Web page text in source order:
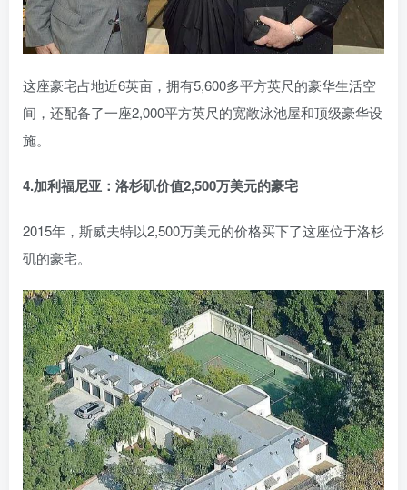
这座豪宅占地近6英亩，拥有5,600多平方英尺的豪华生活空
间，还配备了一座2,000平方英尺的宽敞泳池屋和顶级豪华设
施。
4.加利福尼亚：洛杉矶价值2,500万美元的豪宅
2015年，斯威夫特以2,500万美元的价格买下了这座位于洛杉
矶的豪宅。